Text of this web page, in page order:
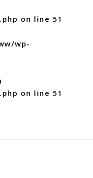
on line 51
wp-
on line 51